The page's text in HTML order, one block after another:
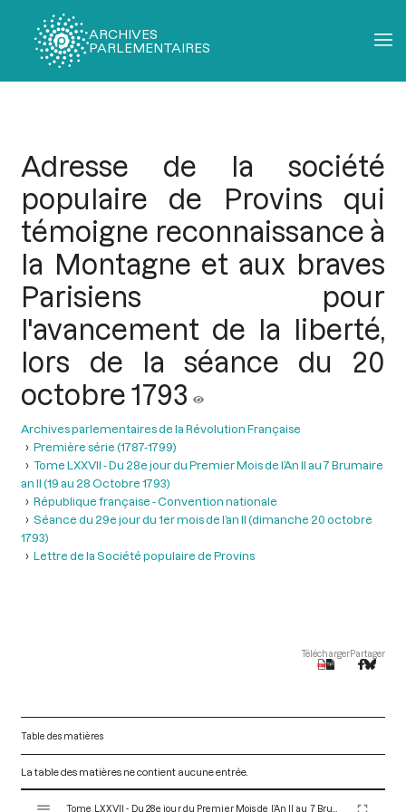
ARCHIVES
PARLEMENTAIRES
Adresse de la société
populaire de Provins qui
témoigne reconnaissance à
la Montagne et aux braves
Parisiens pour
l'avancement de la liberté,
lors de la séance du 20
octobre 1793
Archives parlementaires de la Révolution Française
Première série (1787-1799)
Tome LXXVII - Du 28e jour du Premier Mois de l’An II au 7 Brumaire
an II (19 au 28 Octobre 1793)
République française - Convention nationale
Séance du 29e jour du 1er mois de l’an II (dimanche 20 octobre
1793)
Lettre de la Société populaire de Provins
TéléchargerPartager
Table des matières
La table des matières ne contient aucune entrée.